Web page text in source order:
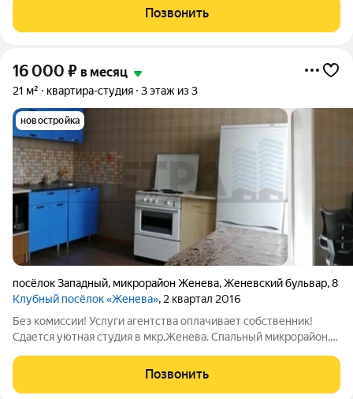
необходимой инфраструктурой, заездом и выездом через
пропускную систему,
Позвонить
16 000 ₽ в месяц
21 м² квартира-студия 3 этаж из 3
новостройка
посёлок Западный, микрорайон Женева,Женевский бульвар,8
Клубный посёлок «Женева», 2 квартал 2016
Без комиссии! Услуги агентства оплачивает собственник!
Сдается уютная студия в мкр.Женева. Спальный микрорайон,
для проживания! Квартира с ремонтом, в хорошем состоянии.
необходимая для
Позвонить